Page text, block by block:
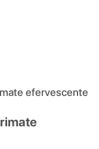
efervescente